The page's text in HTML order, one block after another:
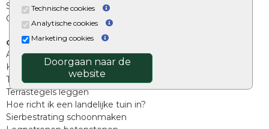
Technische cookies
Analytische cookies
Marketing cookies
Doorgaan naar de
website
Split, grind en zand
Oprit tegels
Overig
Aanbiedingen
Kunstgras
Tuintegels outlet
Terrastegels leggen
Hoe richt ik een landelijke tuin in?
Sierbestrating schoonmaken